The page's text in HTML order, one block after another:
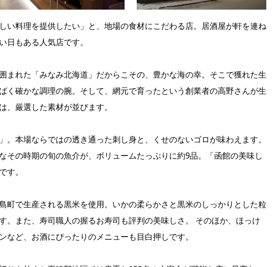
い料理を提供したい」と、地場の食材にこだわる店。居酒屋が軒を連ね
日もある人気店です。
まれた「みなみ北海道」だからこその、豊かな海の幸。そこで獲れた生
く確かな調理の腕。そして、網元で育ったという創業者の高野さんが生
厳選した素材が並びます。
。本場ならではの透き通った刺し身と、くせのないゴロが味わえます。
その時期の旬の魚介が、ボリュームたっぷりに約9品。「函館の美味し
。
町で生産される黒米を使用。いかの柔らかさと黒米のしっかりとした粒
。また、寿司職人の握るお寿司も評判の美味しさ。 そのほか、ほっけ
ど、お酒にぴったりのメニューも目白押しです。